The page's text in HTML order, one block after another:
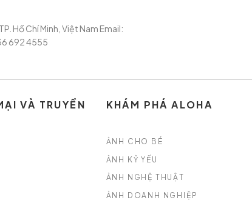
Hồ Chí Minh, Việt Nam Email:
692 4555
VÀ TRUYỀN
KHÁM PHÁ ALOHA
ẢNH CHO BÉ
ẢNH KỶ YẾU
ẢNH NGHỆ THUẬT
ẢNH DOANH NGHIỆP